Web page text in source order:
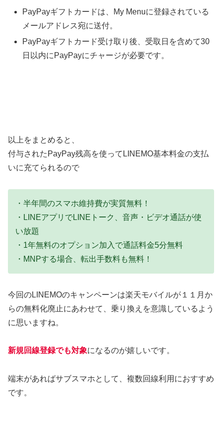
PayPayギフトカードは、My Menuに登録されている
メールアドレス宛に送付。
PayPayギフトカード受け取り後、受取日を含めて30
日以内にPayPayにチャージが必要です。
以上をまとめると、
付与されたPayPay残高を使ってLINEMO基本料金の支払
いに充てられるので
・半年間のスマホ維持費が実質無料！
・LINEアプリでLINEトーク、音声・ビデオ通話が使
い放題
・1年無料のオプション加入で通話料金5分無料
・MNPする場合、転出手数料も無料！
今回のLINEMOのキャンペーンは楽天モバイルが１１月か
らの無料化廃止にあわせて、乗り換えを意識しているよう
に思いますね。
新規回線登録でも対象になるのが嬉しいです。
端末があればサブスマホとして、複数回線利用におすすめ
です。